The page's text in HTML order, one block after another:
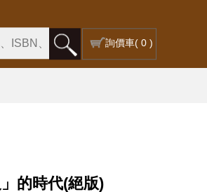
詢價車( 0 )
的時代(絕版)